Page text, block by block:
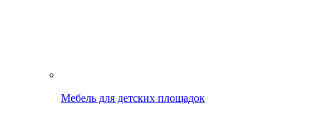
Мебель для детских площадок